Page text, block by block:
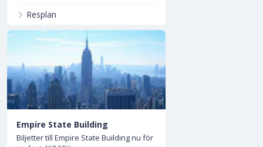
Resplan
Empire State Building
Biljetter till Empire State Building nu för